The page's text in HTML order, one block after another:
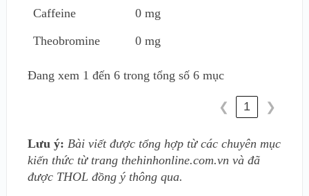
Caffeine
0 mg
Theobromine
0 mg
Đang xem 1 đến 6 trong tổng số 6 mục
❮ 1 ❯
Lưu ý: Bài viết được tổng hợp từ các chuyên mục
kiến thức từ trang thehinhonline.com.vn và đã
được THOL đồng ý thông qua.